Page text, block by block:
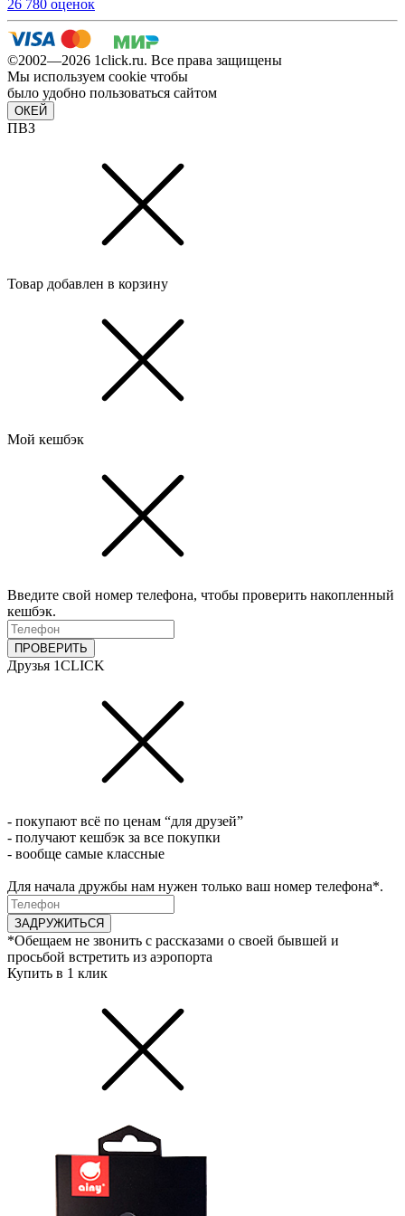
26 780 оценок
©2002—2026 1сlick.ru. Все права защищены
Мы используем cookie чтобы
было удобно пользоваться сайтом
ОКЕЙ
ПВЗ
Товар добавлен в корзину
Мой кешбэк
Введите свой номер телефона, чтобы проверить накопленный
кешбэк.
ПРОВЕРИТЬ
Друзья 1CLICK
- покупают всё по ценам “для друзей”
- получают кешбэк за все покупки
- вообще самые классные
Для начала дружбы нам нужен только ваш номер телефона*.
ЗАДРУЖИТЬСЯ
*Обещаем не звонить с рассказами о своей бывшей и
просьбой встретить из аэропорта
Купить в 1 клик